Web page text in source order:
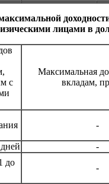
лицами в
с
Максимальная
вкладам,
-
-
до
-